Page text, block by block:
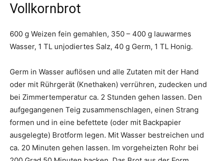
Vollkornbrot
600 g Weizen fein gemahlen, 350 – 400 g lauwarmes
Wasser, 1 TL unjodiertes Salz, 40 g Germ, 1 TL Honig.
Germ in Wasser auflösen und alle Zutaten mit der Hand
oder mit Rührgerät (Knethaken) verrühren, zudecken und
bei Zimmertemperatur ca. 2 Stunden gehen lassen. Den
aufgegangenen Teig zusammenschlagen, einen Strang
formen und in eine befettete (oder mit Backpapier
ausgelegte) Brotform legen. Mit Wasser bestreichen und
ca. 20 Minuten gehen lassen. Im vorgeheizten Rohr bei